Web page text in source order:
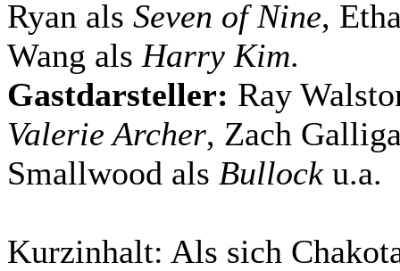
Ryan als Seven of Nine,
Wang als Harry Kim.
Gastdarsteller: Ray
Valerie Archer, Zach
Smallwood als Bullocku.a.
Kurzinhalt: Als sich